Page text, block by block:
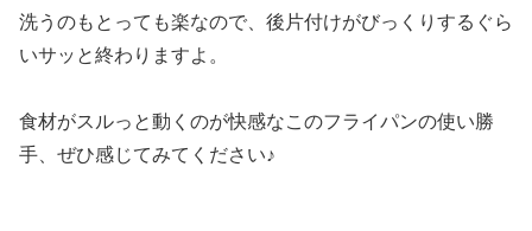
洗うのもとっても楽なので、後片付けがびっくりするぐら
いサッと終わりますよ。
食材がスルっと動くのが快感なこのフライパンの使い勝
手、ぜひ感じてみてください♪